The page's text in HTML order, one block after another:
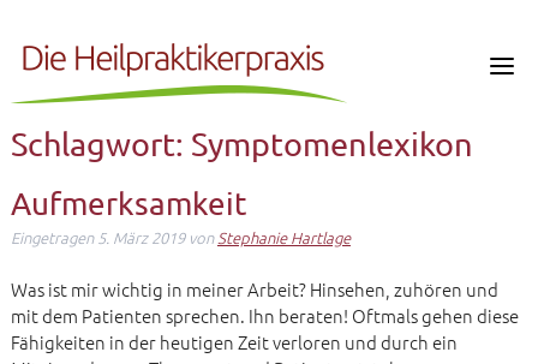
Schlagwort: Symptomenlexikon
Aufmerksamkeit
Eingetragen5. März 2019 vonStephanie Hartlage
Was ist mir wichtig in meiner Arbeit? Hinsehen, zuhören und
mit dem Patienten sprechen. Ihn beraten! Oftmals gehen diese
Fähigkeiten in der heutigen Zeit verloren und durch ein